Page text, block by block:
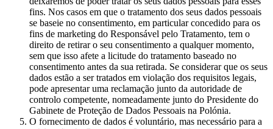
fins. Nos casos em que o tratamento dos seus dados pessoais
se baseie no consentimento, em particular concedido para os
fins de marketing do Responsável pelo Tratamento, tem o
direito de retirar o seu consentimento a qualquer momento,
sem que isso afete a licitude do tratamento baseado no
consentimento antes da sua retirada. Se considerar que os seus
dados estão a ser tratados em violação dos requisitos legais,
pode apresentar uma reclamação junto da autoridade de
controlo competente, nomeadamente junto do Presidente do
Gabinete de Proteção de Dados Pessoais na Polónia.
O fornecimento de dados é voluntário, mas necessário para a